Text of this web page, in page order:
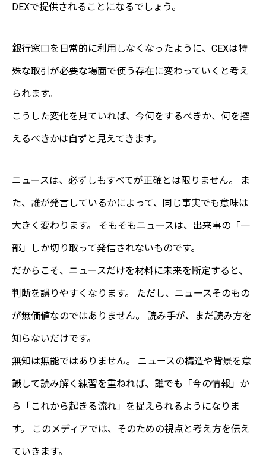
DEXで提供されることになるでしょう。
銀行窓口を日常的に利用しなくなったように、CEXは特
殊な取引が必要な場面で使う存在に変わっていくと考え
られます。
こうした変化を見ていれば、今何をするべきか、何を控
えるべきかは自ずと見えてきます。
ニュースは、必ずしもすべてが正確とは限りません。 ま
た、誰が発言しているかによって、同じ事実でも意味は
大きく変わります。 そもそもニュースは、出来事の「一
部」しか切り取って発信されないものです。
だからこそ、ニュースだけを材料に未来を断定すると、
判断を誤りやすくなります。 ただし、ニュースそのもの
が無価値なのではありません。 読み手が、まだ読み方を
知らないだけです。
無知は無能ではありません。 ニュースの構造や背景を意
識して読み解く練習を重ねれば、誰でも「今の情報」か
ら「これから起きる流れ」を捉えられるようになりま
す。 このメディアでは、そのための視点と考え方を伝え
ていきます。